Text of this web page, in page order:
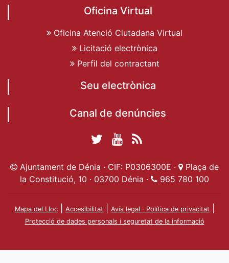
Oficina Virtual
Oficina Atenció Ciutadana Virtual
Licitació electrònica
Perfil del contractant
Seu electrònica
Canal de denúncies
de Dénia
Twitter Ajuntament
de Dénia
Ajuntament de
Dénia
Actualitat
Ajuntament
Ajuntament de Dénia · CIF: P0306300E ·
Plaça de
la Constitució, 10 · 03700 Dénia ·
965 780 100
Mapa del Lloc| Accesibilitat Avís legal · Política de privacitat
Protecció de dades personals i seguretat de la informació